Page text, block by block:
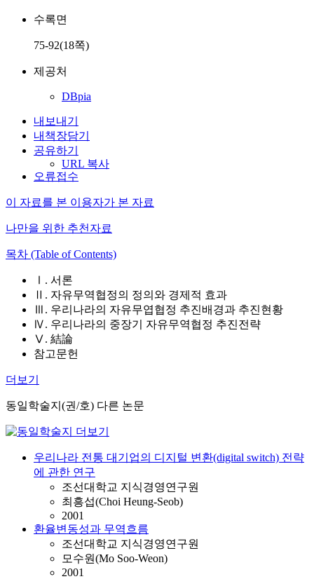
수록면
75-92(18쪽)
제공처
DBpia
내보내기
내책장담기
공유하기
URL 복사
오류접수
이 자료를 본 이용자가 본 자료
나만을 위한 추천자료
목차 (Table of Contents)
Ⅰ. 서론
Ⅱ. 자유무역협정의 정의와 경제적 효과
Ⅲ. 우리나라의 자유무엽협정 추진배경과 추진현황
Ⅳ. 우리나라의 중장기 자유무역협정 추진전략
Ⅴ. 結論
참고문헌
더보기
동일학술지(권/호) 다른 논문
우리나라 전통 대기업의 디지털 변환(digital switch) 전략
에 관한 연구
조선대학교 지식경영연구원
최흥섭(Choi Heung-Seob)
2001
환율변동성과 무역흐름
조선대학교 지식경영연구원
모수원(Mo Soo-Weon)
2001